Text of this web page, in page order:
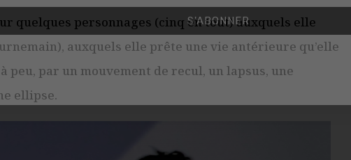
quelques personnages (cinq en tout) auxquels elle
auxquels elle prête une vie antérieure qu’elle
peu, par un mouvement de recul, un lapsus, une
ellipse.
un.e professionnel.le du secteur culturel